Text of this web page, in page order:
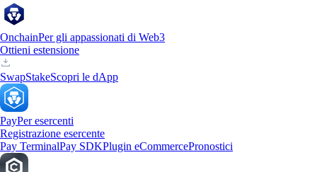
OnchainPer gli appassionati di Web3
Ottieni estensione
SwapStakeScopri le dApp
PayPer esercenti
Registrazione esercente
Pay TerminalPay SDKPlugin eCommercePronostici